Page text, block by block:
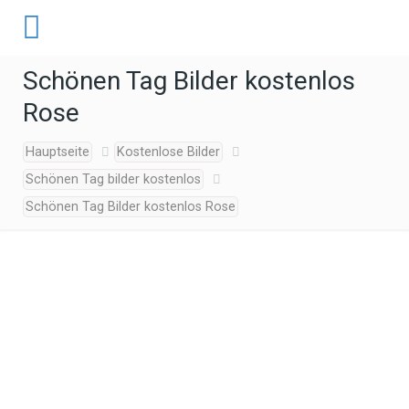
Schönen Tag Bilder kostenlos
Rose
Hauptseite
Kostenlose Bilder
Schönen Tag bilder kostenlos
Schönen Tag Bilder kostenlos Rose